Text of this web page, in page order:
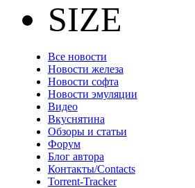
Все новости
Новости железа
Новости софта
Новости эмуляции
Видео
Вкуснятина
Обзоры и статьи
Форум
Блог автора
Контакты/Contacts
Torrent-Tracker